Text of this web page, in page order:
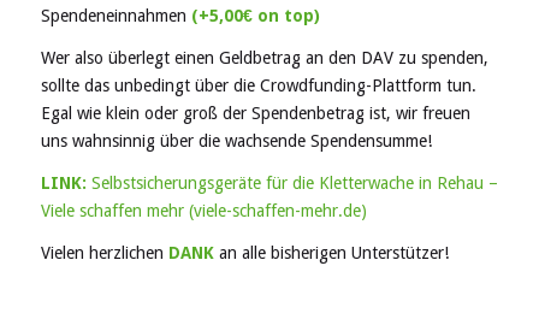
Spendeneinnahmen (+5,00€ on top)
Wer also überlegt einen Geldbetrag an den DAV zu spenden,
sollte das unbedingt über die Crowdfunding-Plattform tun.
Egal wie klein oder groß der Spendenbetrag ist, wir freuen
uns wahnsinnig über die wachsende Spendensumme!
LINK: Selbstsicherungsgeräte für die Kletterwache in Rehau –
Viele schaffen mehr (viele-schaffen-mehr.de)
Vielen herzlichen DANKan alle bisherigen Unterstützer!